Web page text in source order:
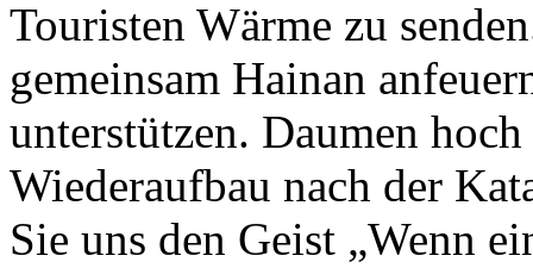
Touristen Wärme zu
gemeinsam Hainan
unterstützen. Daumen
Wiederaufbau nach der
Sie uns den Geist „Wenn